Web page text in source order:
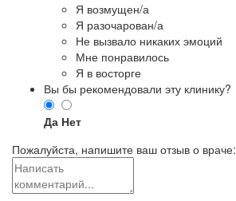
Я возмущен/а
Я разочарован/а
Не вызвало никаких эмоций
Мне понравилось
Я в восторге
Вы бы рекомендовали эту клинику?
Да Нет
Пожалуйста, напишите ваш отзыв о враче: